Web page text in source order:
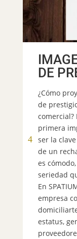
DE
¿Cómo
de
comercial?
primera
ser la
de un
es
seriedad
En
empresa
estatus,